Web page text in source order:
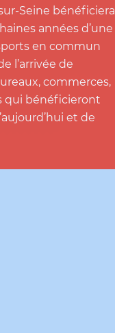
Seine bénéficiera
années d’une
en commun
l’arrivée de
commerces,
qui bénéficieront
et de